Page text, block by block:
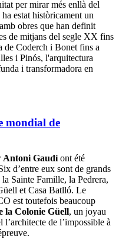
per mirar més enllà del
estat històricament un
obres que han definit
de mitjans del segle XX fins
de Coderch i Bonet fins a
i Pinós, l'arquitectura
i transformadora en
mondial de
Antoni Gaudíont été
d’entre eux sont de grands
Sainte Famille, la Pedrera,
et Casa Batlló. Le
est toutefois beaucoup
la Colonie Güell, un joyau
de l’impossible à